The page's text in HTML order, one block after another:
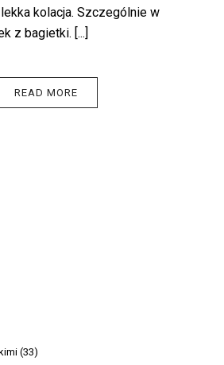
kolacja. Szczególnie w
z bagietki. [...]
READ MORE
(33)